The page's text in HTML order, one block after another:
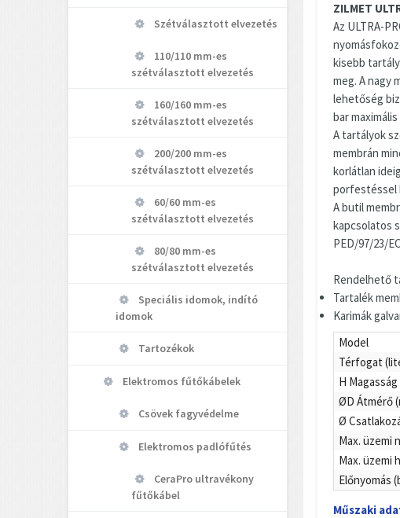
Szétválasztott elvezetés
110/110 mm-es
szétválasztott elvezetés
160/160 mm-es
szétválasztott elvezetés
200/200 mm-es
szétválasztott elvezetés
60/60 mm-es
szétválasztott elvezetés
80/80 mm-es
szétválasztott elvezetés
Speciális idomok, indító
idomok
Tartozékok
Elektromos fűtőkábelek
Csövek fagyvédelme
Elektromos padlófűtés
CeraPro ultravékony
fűtőkábel
ZILMET
Az ULTRA-
kisebb
meg. A nagy
lehetőség
bar
A tartályok
membrán
korlátlan
porfestéssel
A butil
kapcsolatos
PED/97/23/
Rendelhető
Tartalék
Karimák
Model
Térfogat
H Magasság
ØD Átmérő
Ø
Max. üzemi
Max. üzemi
Előnyomás
Műszaki